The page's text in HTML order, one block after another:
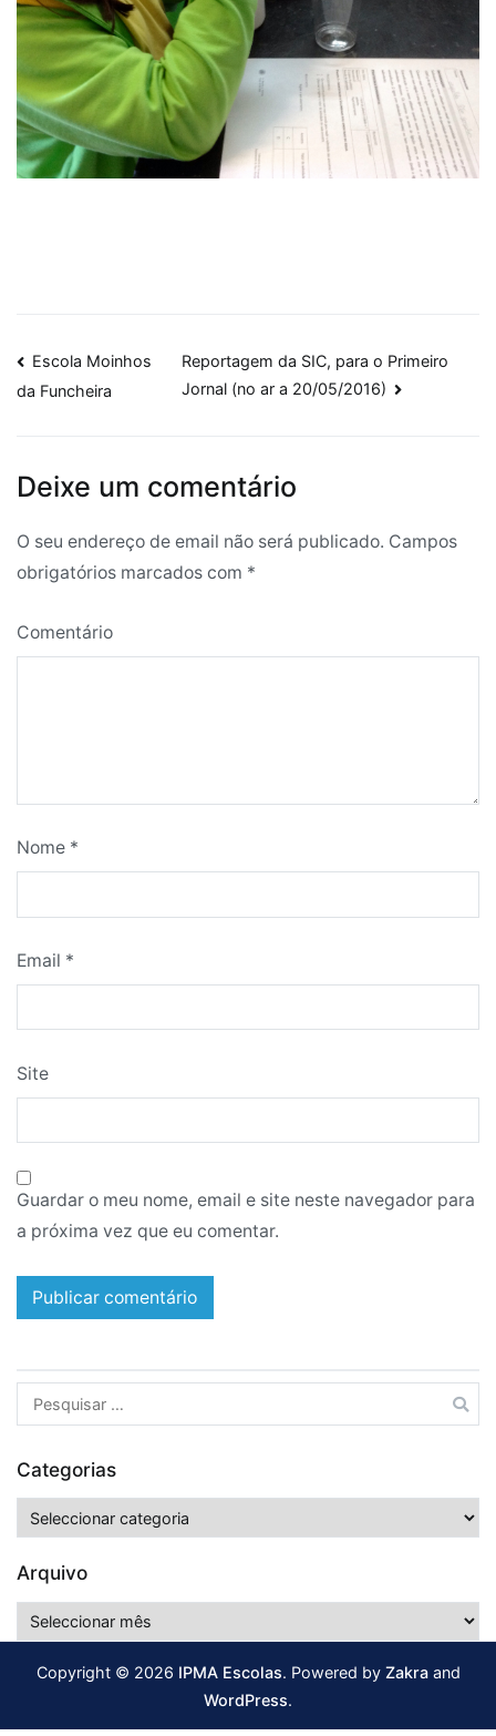
Navegação
Escola Moinhos
da Funcheira
Reportagem da SIC, para o Primeiro
Jornal (no ar a 20/05/2016)
Deixe um comentário
O seu endereço de email não será publicado. Campos
obrigatórios marcados com *
Comentário
Nome *
Email *
Site
Guardar o meu nome, email e site neste navegador para
a próxima vez que eu comentar.
Pesquisar
por:
Categorias
Categorias
Arquivo
Arquivo
Copyright © 2026 IPMA Escolas. Powered by Zakraand
WordPress.